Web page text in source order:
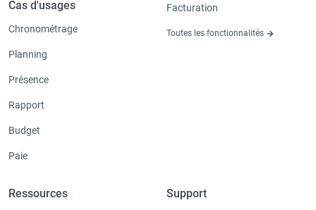
Cas d'usages
Chronométrage
Planning
Présence
Rapport
Budget
Paie
Facturation
Toutes les fonctionnalités
Ressources Support